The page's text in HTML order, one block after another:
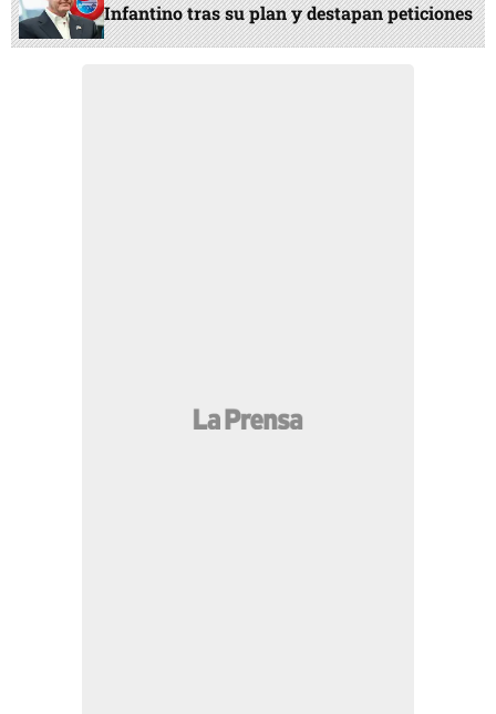
Infantino tras su plan y destapan peticiones